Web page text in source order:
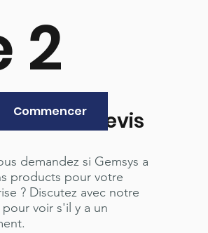
2
un devis
demandez si Gemsys a
products pour votre
? Discutez avec notre
voir s'il y a un
Commencer